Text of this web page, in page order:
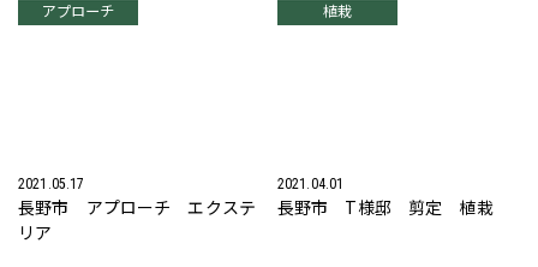
アプローチ
2021.05.17
長野市 アプローチ エクステ
リア
植栽
2021.04.01
長野市 T様邸 剪定 植栽